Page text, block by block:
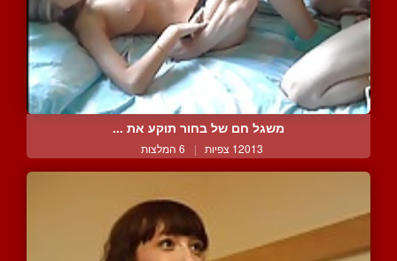
משגל חם של בחור תוקע את ...
12013 צפיות | 6 המלצות